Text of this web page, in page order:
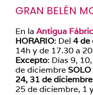
GRAN BELÉN
En la Antigua
HORARIO: Del 4 de
14h y de 17.30 a
Excepto: Días 9,
de diciembre
24, 31 de diciembre
25 de diciembre, 1